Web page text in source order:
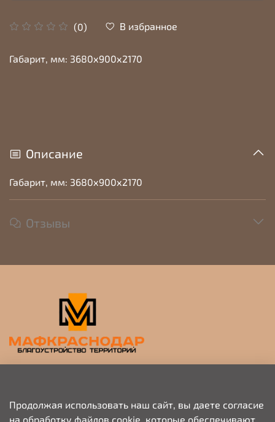
(0) В избранное
Габарит, мм: 3680х900х2170
Описание
Габарит, мм: 3680х900х2170
Отзывы
Продолжая использовать наш сайт, вы даете согласие
на обработку файлов cookie, которые обеспечивают